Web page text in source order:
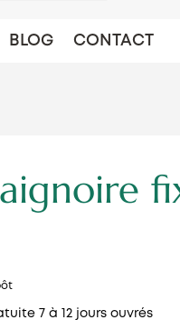
BLOG CONTACT
7 à 12 jours ouvrés